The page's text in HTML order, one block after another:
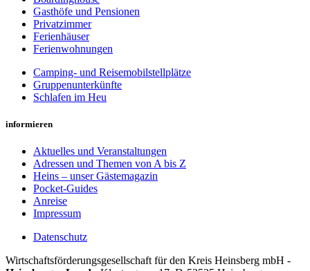
Gasthöfe und Pensionen
Privatzimmer
Ferienhäuser
Ferienwohnungen
Camping- und Reisemobilstellplätze
Gruppenunterkünfte
Schlafen im Heu
informieren
Aktuelles und Veranstaltungen
Adressen und Themen von A bis Z
Heins – unser Gästemagazin
Pocket-Guides
Anreise
Impressum
Datenschutz
Wirt­schafts­för­der­ungs­ge­sell­schaft für den Kreis Heins­berg mbH -